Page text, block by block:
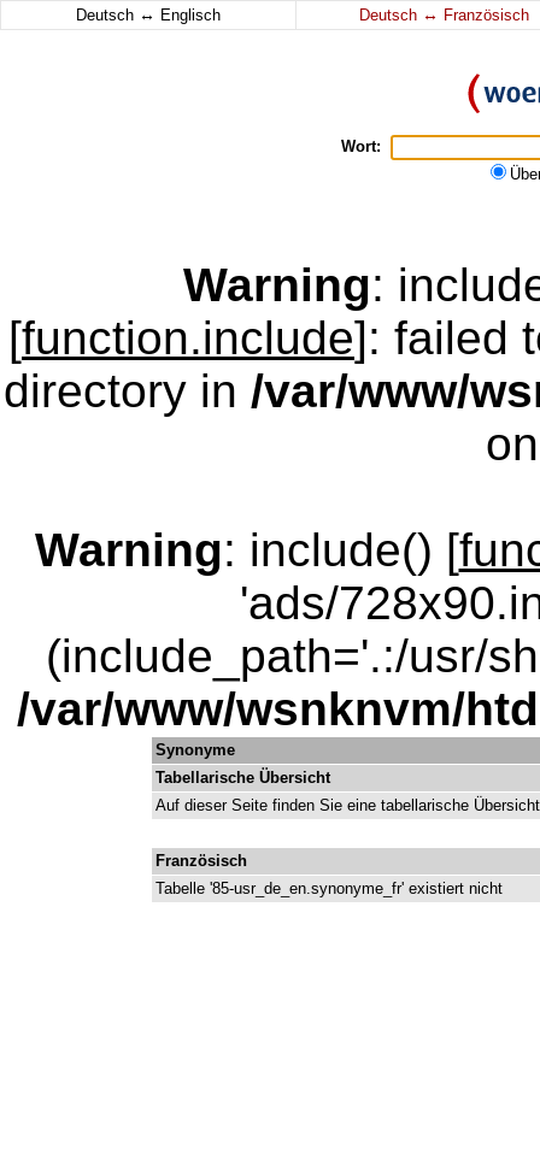
Deutsch ↔ Englisch Deutsch ↔ Französisch
Wort:
Warning:
[function.include]: failed
directory in /var/www/
Warning: include() [
'ads/
(include_path='.:/usr/
/var/www/wsnknvm/
Synonyme
Tabellarische Übersicht
Auf dieser Seite finden Sie eine tabellarische
Französisch
Tabelle '85-usr_de_en.synonyme_fr' existiert nicht